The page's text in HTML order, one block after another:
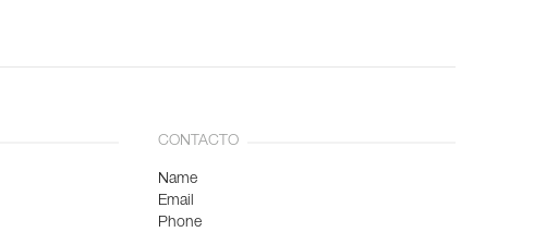
CONTACTO
Name
Email
Phone